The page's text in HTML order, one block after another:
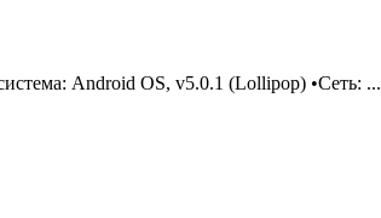
Android OS, v5.0.1 (Lollipop) •Сеть: ...